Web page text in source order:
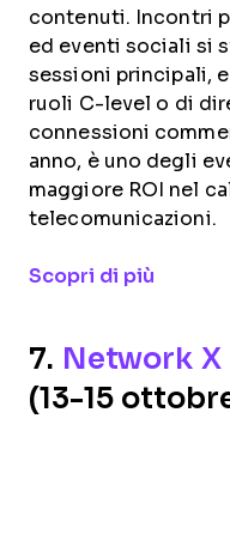
contenuti. Incontri
ed eventi sociali si
sessioni principali,
ruoli C-level o di
connessioni
anno, è uno degli
maggiore ROI nel
telecomunicazioni.
Scopri di più
7. Network X
(13-15